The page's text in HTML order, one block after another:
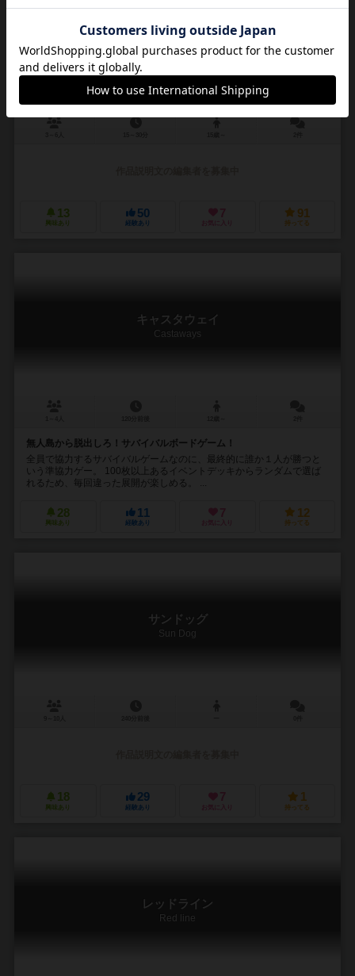
萌札女学院
moefuda jogakuin
13
興味あり
50
経験あり
7
お気に入り
91
持ってる
キャスタウェイ
Castaways
無人島から脱出しろ！サバイバルボードゲーム！
全員で協力するサバイバルゲームなのに、最終的に誰か１人が勝つと
いう準協力ゲー。 100枚以上あるイベントデッキからランダムで選ば
れるため、毎回違った展開が楽しめる。 ...
28
興味あり
11
経験あり
7
お気に入り
12
持ってる
サンドッグ
Sun Dog
18
興味あり
29
経験あり
7
お気に入り
1
持ってる
レッドライン
Red line